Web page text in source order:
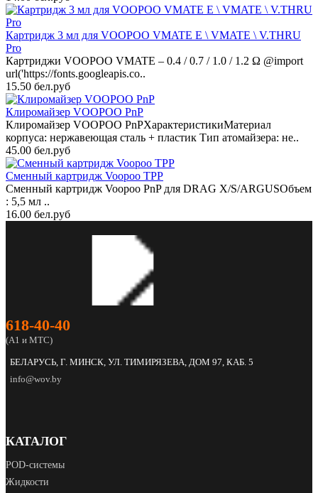
Картридж 3 мл для VOOPOO VMATE E \ VMATE \ V.THRU
Pro
Картриджи VOOPOO VMATE – 0.4 / 0.7 / 1.0 / 1.2 Ω @import
url('https://fonts.googleapis.co..
15.50 бел.руб
Клиромайзер VOOPOO PnP
Клиромайзер VOOPOO PnPХарактеристикиМатериал
корпуса: нержавеющая сталь + пластик Тип атомайзера: не..
45.00 бел.руб
Сменный картридж Voopoo TPP
Сменный картридж Voopoo PnP для DRAG X/S/ARGUSОбъем
: 5,5 мл ..
16.00 бел.руб
618‑40‑40
(А1 и МТС)
БЕЛАРУСЬ, Г. МИНСК, УЛ. ТИМИРЯЗЕВА, ДОМ 97, КАБ. 5
info@wov.by
КАТАЛОГ
POD‑системы
Жидкости